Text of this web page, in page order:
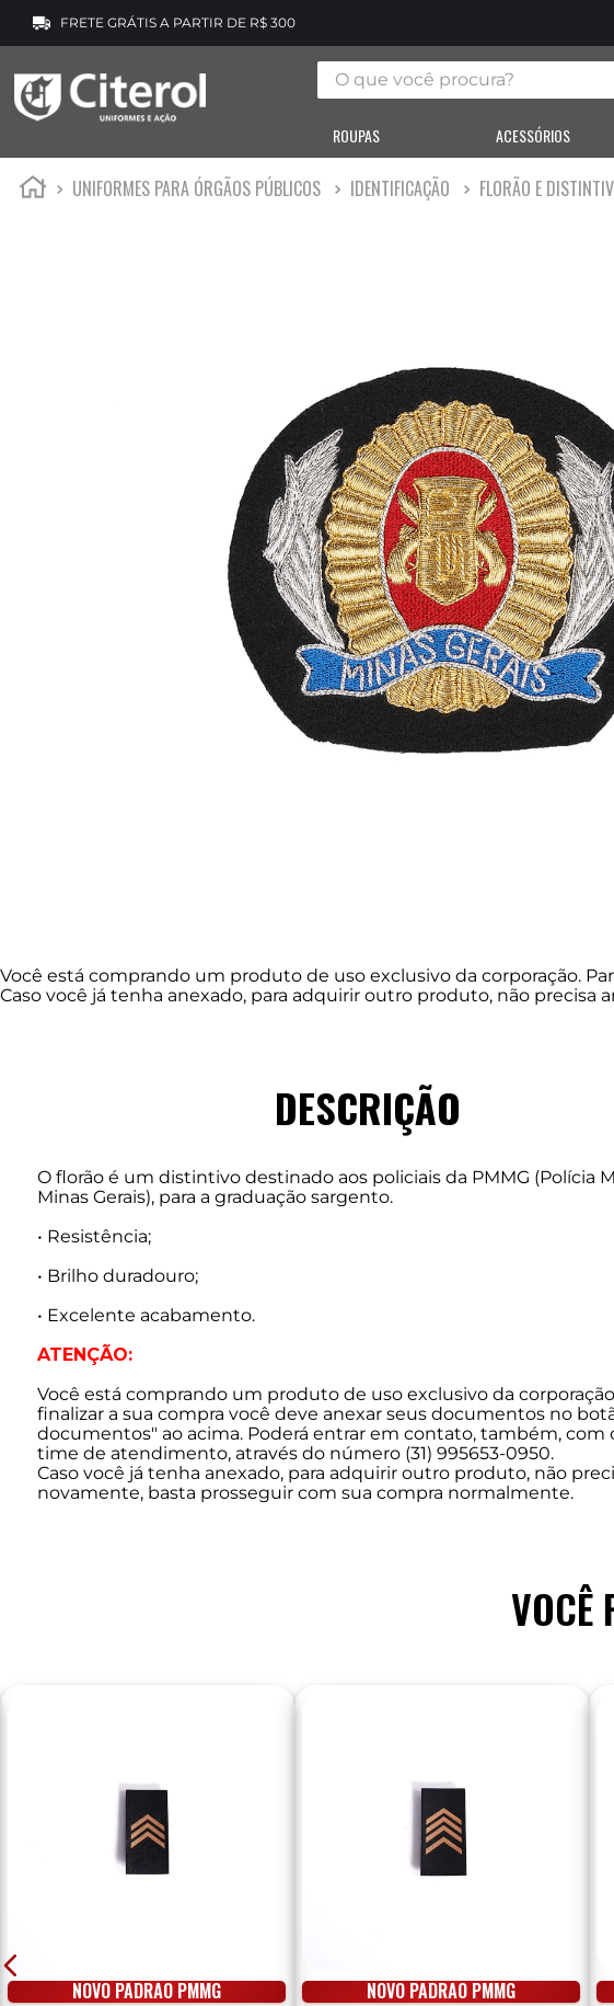
FRETE GRÁTIS A PARTIR DE R$ 300
O que você procura?
ROUPAS ACESSÓRIOS
UNIFORMES PARA ÓRGÃOS PÚBLICOS IDENTIFICAÇÃO FLORÃO E
Você está comprando um produto de uso exclusivo da corporação.
Caso você já tenha anexado, para adquirir outro produto, não
DESCRIÇÃO
O florão é um distintivo destinado aos policiais da PMMG (Polícia
Minas Gerais), para a graduação sargento.
• Resistência;
• Brilho duradouro;
• Excelente acabamento.
ATENÇÃO:
Você está comprando um produto de uso exclusivo da
finalizar a sua compra você deve anexar seus documentos no
documentos" ao acima. Poderá entrar em contato, também, com
time de atendimento, através do número (31) 995653-0950.
Caso você já tenha anexado, para adquirir outro produto, não
novamente, basta prosseguir com sua compra normalmente.
VOCÊ
NOVO PADRÃO PMMG NOVO PADRÃO PMMG